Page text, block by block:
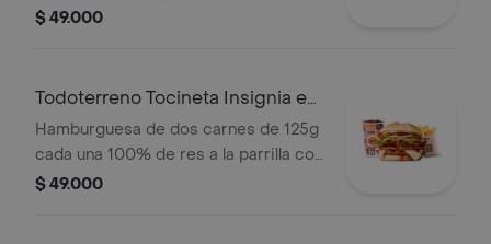
salsa bbq, tocineta, queso mozzarella,
$ 49.000
Todoterreno Tocineta Insignia en
combo
Hamburguesa de dos carnes de 125g
cada una 100% de res a la parrilla con
salsa BBQ, tocineta, queso
$ 49.000